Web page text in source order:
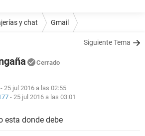
y chat Gmail
Siguiente Tema
Cerrado
- 25 jul 2016 a las 02:55
- 25 jul 2016 a las 03:01
esta donde debe